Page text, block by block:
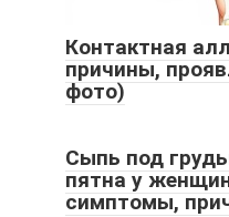
Контактная
причины,
фото)
Сыпь под
пятна у
симптомы,